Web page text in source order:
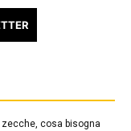
cosa bisogna